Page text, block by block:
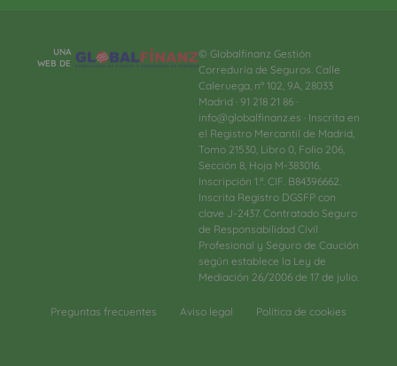
UNA
WEB DE
© Globalfinanz Gestión
Correduría de Seguros. Calle
Caleruega, nº 102, 9A, 28033
Madrid · 91 218 21 86 ·
info@globalfinanz.es · Inscrita en
el Registro Mercantil de Madrid,
Tomo 21530, Libro 0, Folio 206,
Sección 8, Hoja M-383016.
Inscripción 1.ª. CIF. B84396662.
Inscrita Registro DGSFP con
clave J-2437. Contratado Seguro
de Responsabilidad Civil
Profesional y Seguro de Caución
según establece la Ley de
Mediación 26/2006 de 17 de julio.
Preguntas frecuentes Aviso legal Política de cookies